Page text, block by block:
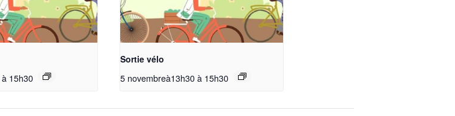
à 15h30
Sortie vélo
5 novembreà13h30 à 15h30